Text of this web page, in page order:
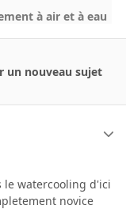
à air et à eau
un nouveau sujet
le watercooling d'ici
novice